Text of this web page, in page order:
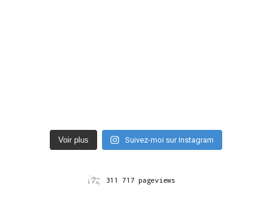
Voir plus Suivez-moi sur Instagram